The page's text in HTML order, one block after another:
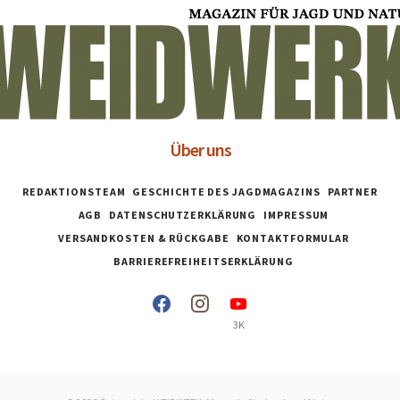
Über uns
REDAKTIONSTEAM GESCHICHTE DES JAGDMAGAZINS
PARTNER
AGB
DATENSCHUTZERKLÄRUNG
IMPRESSUM
VERSANDKOSTEN & RÜCKGABE
KONTAKTFORMULAR
BARRIEREFREIHEITSERKLÄRUNG
3K